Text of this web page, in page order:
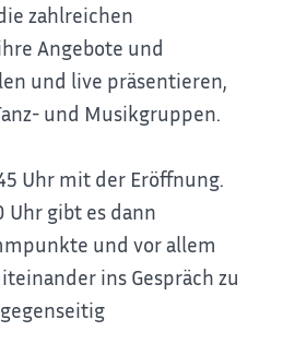
zahlreichen
Angebote und
und live präsentieren,
und Musikgruppen.
Uhr mit der Eröffnung.
Uhr gibt es dann
und vor allem
ins Gespräch zu